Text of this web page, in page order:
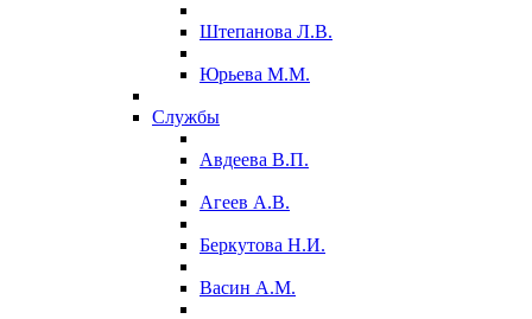
Штепанова Л.В.
Юрьева М.М.
Службы
Авдеева В.П.
Агеев А.В.
Беркутова Н.И.
Васин А.М.